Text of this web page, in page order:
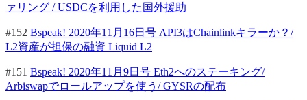
ァリング / USDCを利用した国外援助
#152 Bspeak! 2020年11月16日号 API3はChainlinkキラーか？/
L2資産が担保の融資 Liquid L2
#151 Bspeak! 2020年11月9日号 Eth2へのステーキング/
Arbiswapでロールアップを使う/ GYSRの配布